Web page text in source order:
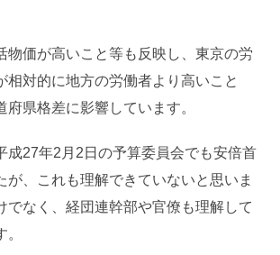
物価が高いこと等も反映し、東京の労
相対的に地方の労働者より高いこと
府県格差に影響しています。
成27年2月2日の予算委員会でも安倍首
が、これも理解できていないと思いま
でなく、経団連幹部や官僚も理解して